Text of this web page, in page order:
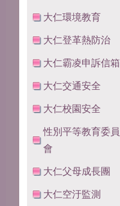
大仁環境教育
大仁登革熱防治
大仁霸凌申訴信箱
大仁交通安全
大仁校園安全
性別平等教育委員
會
大仁父母成長團
大仁空汙監測